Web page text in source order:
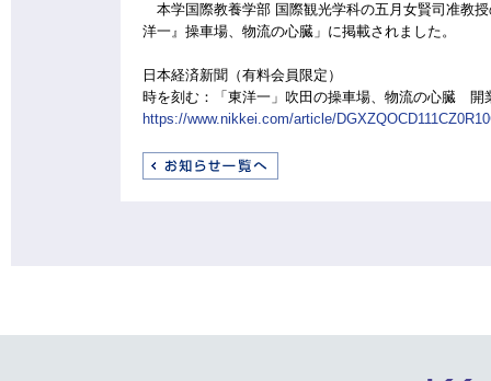
本学国際教養学部 国際観光学科の五月女賢司准教
洋一』操車場、物流の心臓」に掲載されました。
日本経済新聞（有料会員限定）
時を刻む：「東洋一」吹田の操車場、物流の心臓 開
https://www.nikkei.com/article/